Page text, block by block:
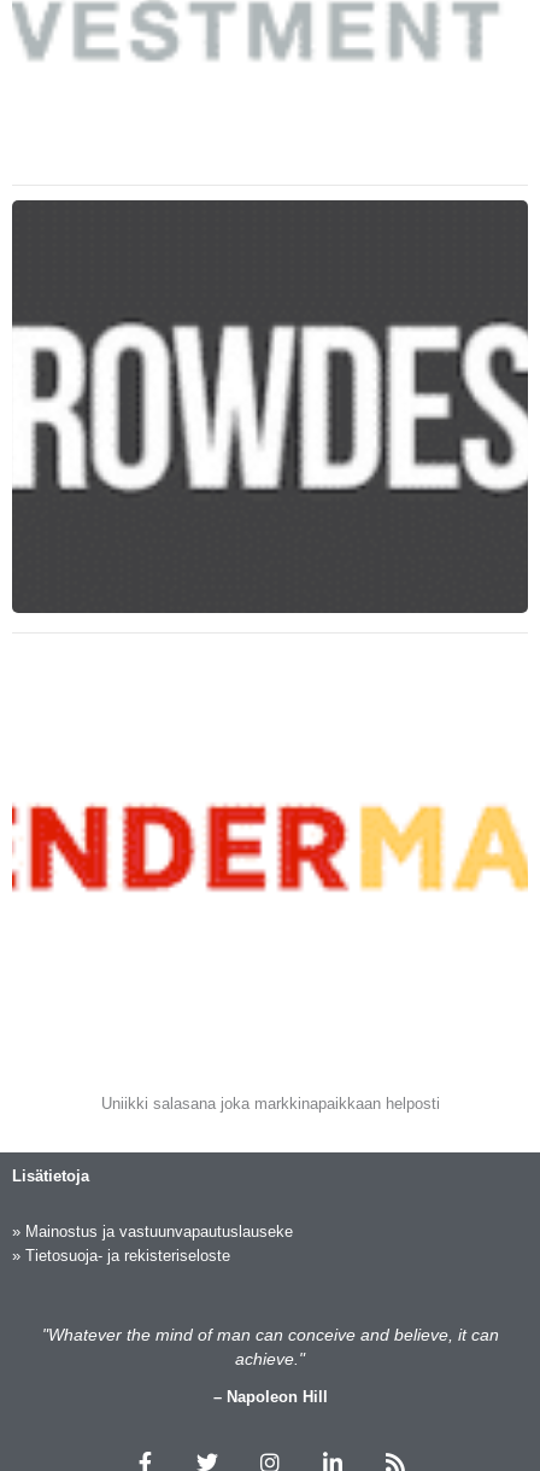
Uniikki salasana joka markkinapaikkaan helposti
Lisätietoja
» Mainostus ja vastuunvapautuslauseke
» Tietosuoja- ja rekisteriseloste
"Whatever the mind of man can conceive and believe, it can
achieve."
– Napoleon Hill
a
w
n
i
s